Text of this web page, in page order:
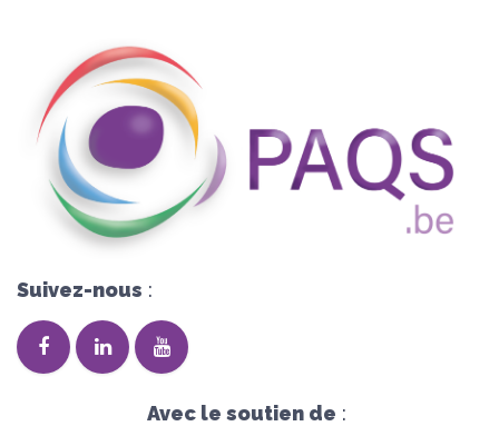
Suivez-nous :
Avec le soutien de :